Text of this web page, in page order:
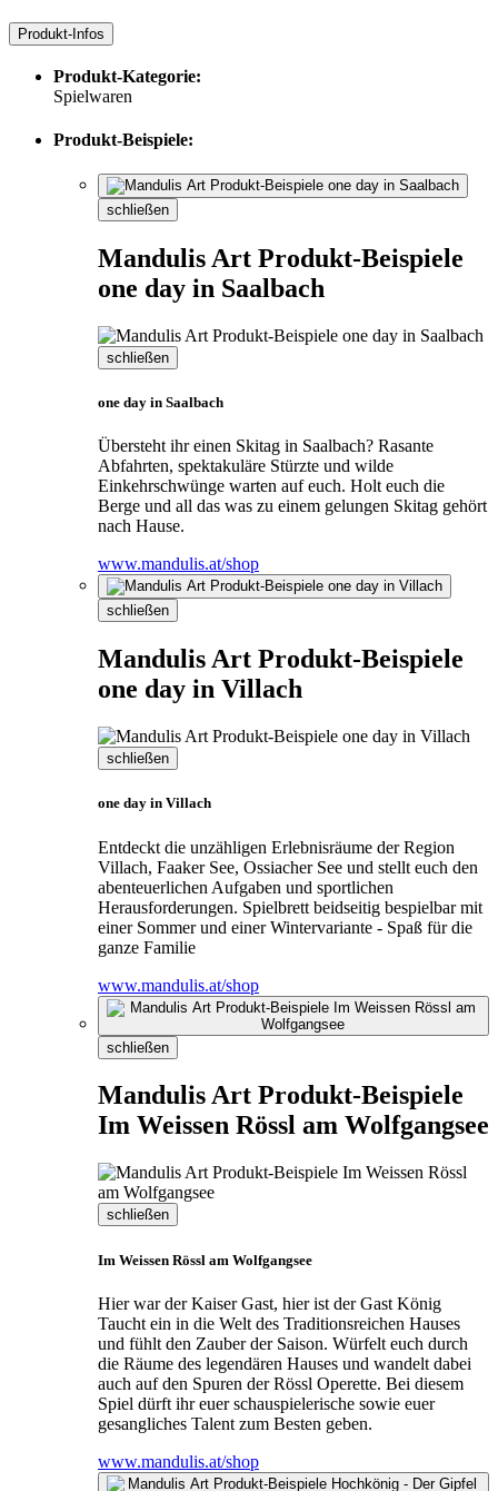
Produkt-Infos
Produkt-Kategorie:
Spielwaren
Produkt-Beispiele:
schließen
Mandulis Art Produkt-Beispiele
one day in Saalbach
schließen
one day in Saalbach
Übersteht ihr einen Skitag in Saalbach? Rasante
Abfahrten, spektakuläre Stürzte und wilde
Einkehrschwünge warten auf euch. Holt euch die
Berge und all das was zu einem gelungen Skitag gehört
nach Hause.
www.mandulis.at/shop
schließen
Mandulis Art Produkt-Beispiele
one day in Villach
schließen
one day in Villach
Entdeckt die unzähligen Erlebnisräume der Region
Villach, Faaker See, Ossiacher See und stellt euch den
abenteuerlichen Aufgaben und sportlichen
Herausforderungen. Spielbrett beidseitig bespielbar mit
einer Sommer und einer Wintervariante - Spaß für die
ganze Familie
www.mandulis.at/shop
schließen
Mandulis Art Produkt-Beispiele
Im Weissen Rössl am Wolfgangsee
schließen
Im Weissen Rössl am Wolfgangsee
Hier war der Kaiser Gast, hier ist der Gast König
Taucht ein in die Welt des Traditionsreichen Hauses
und fühlt den Zauber der Saison. Würfelt euch durch
die Räume des legendären Hauses und wandelt dabei
auch auf den Spuren der Rössl Operette. Bei diesem
Spiel dürft ihr euer schauspielerische sowie euer
gesangliches Talent zum Besten geben.
www.mandulis.at/shop